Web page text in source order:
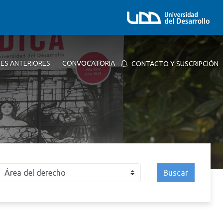
ANTERIORES CONVOCATORIA CONTACTO Y SUSCRIPCIÓN
Buscar